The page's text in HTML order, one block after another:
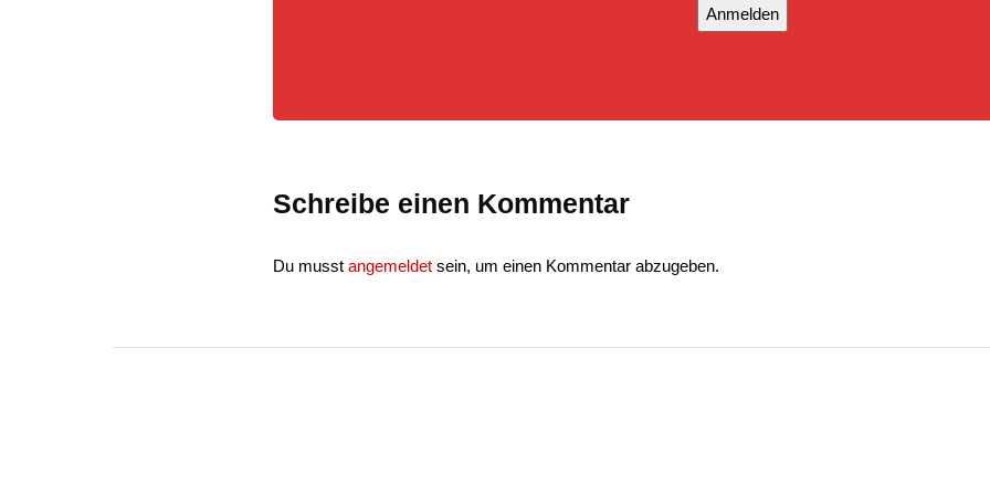
Anmelden
Schreibe einen Kommentar
Du musst angemeldet sein, um einen Kommentar abzugeben.